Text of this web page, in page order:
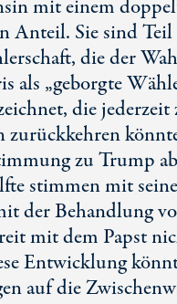
mit einem
Anteil. Sie sind
die der
als „geborgte
die jederzeit
zurückkehren
zu Trump
stimmen mit
der Behandlung
mit dem Papst
Entwicklung
auf die